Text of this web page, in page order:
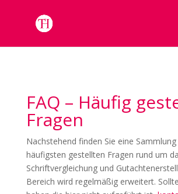
FAQ – Häufig
Fragen
Nachstehend finden Sie eine
häufigsten gestellten Fragen rund um
Schriftvergleichung und
Bereich wird regelmäßig erweitert.